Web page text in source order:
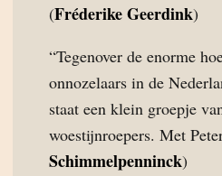
(Fréderike Geerdink)
“Tegenover de enorme
onnozelaars in de
staat een klein groepje
woestijnroepers. Met
Schimmelpenninck)